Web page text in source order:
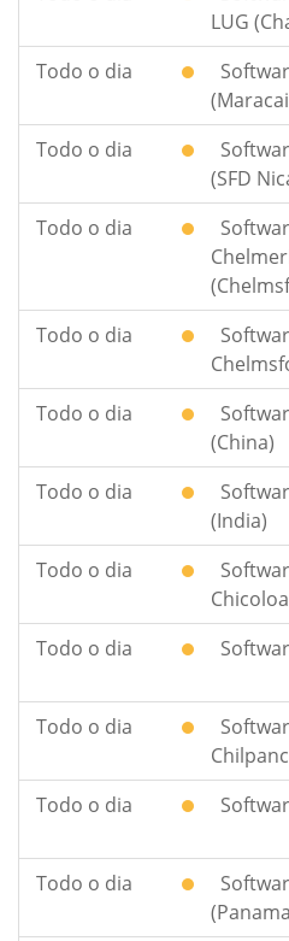
LUG
Todo o dia
Todo o dia
(SFD
Todo o dia
Todo o dia
Todo o dia
(China)
Todo o dia
(India)
Todo o dia
Todo o dia
Todo o dia
Todo o dia
Todo o dia